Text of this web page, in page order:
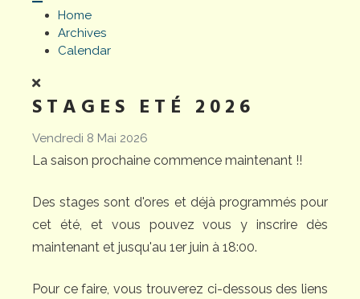
Home
Archives
Calendar
STAGES ETÉ 2026
Vendredi 8 Mai 2026
La saison prochaine commence maintenant !!
Des stages sont d'ores et déjà programmés pour
cet été, et vous pouvez vous y inscrire dès
maintenant et jusqu'au 1er juin à 18:00.
Pour ce faire, vous trouverez ci-dessous des liens